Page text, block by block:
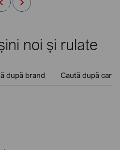
noi și rulate
după brand Caută după